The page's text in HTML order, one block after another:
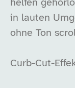
helfen
in lauten
ohne Ton
Curb-Cut-